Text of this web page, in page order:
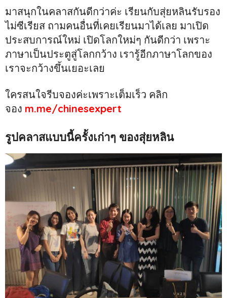
มาสนุกในคลาสกันดีกว่าค่ะ เรียนกับสุ่ยหลินรับรอง
ไม่ซีเรียส ถามคนอื่นที่เคยเรียนมาได้เลย มาเปิด
ประสบการณ์ใหม่ เปิดโลกใหม่ๆ กันดีกว่า เพราะ
ภาษาเป็นประตูสู่โลกกว้าง เรารู้อีกภาษาโลกของ
เราจะกว้างขึ้นเยอะเลย
ใครสนใจรีบจองค่ะเพราะเต็มเร็ว คลิก
จอง m.me/chinesexpert
รูปคลาสแบบนี้ครั้งเก่าๆ ของสุ่ยหลิน